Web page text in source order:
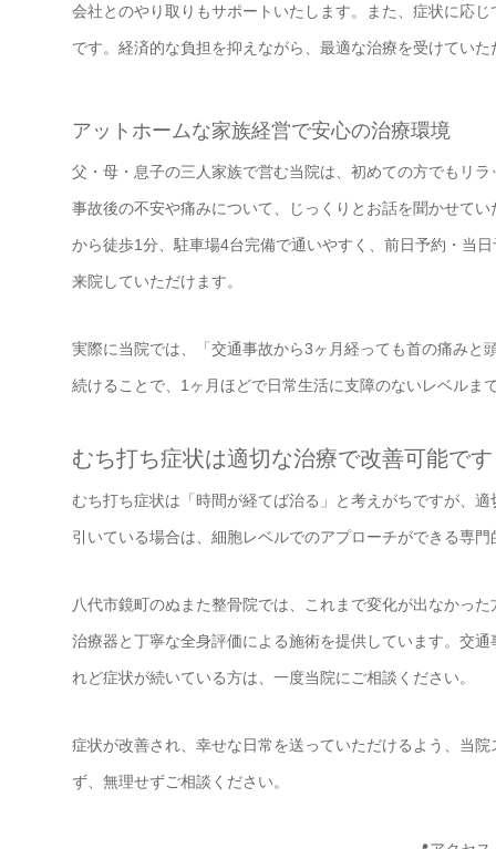
会社とのやり取りもサポートいたします。また、症状に応
です。経済的な負担を抑えながら、最適な治療を受けていた
アットホームな家族経営で安心の治療環境
父・母・息子の三人家族で営む当院は、初めての方でもリ
事故後の不安や痛みについて、じっくりとお話を聞かせて
から徒歩1分、駐車場4台完備で通いやすく、前日予約・当
来院していただけます。
実際に当院では、「交通事故から3ヶ月経っても首の痛み
続けることで、1ヶ月ほどで日常生活に支障のないレベルま
むち打ち症状は適切な治療で改善可能です
むち打ち症状は「時間が経てば治る」と考えがちですが、
引いている場合は、細胞レベルでのアプローチができる専
八代市鏡町のぬまた整骨院では、これまで変化が出なかっ
治療器と丁寧な全身評価による施術を提供しています。交
れど症状が続いている方は、一度当院にご相談ください。
症状が改善され、幸せな日常を送っていただけるよう、当
ず、無理せずご相談ください。